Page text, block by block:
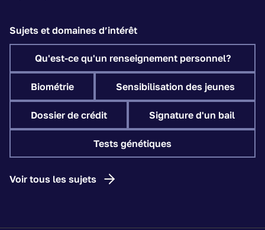
Sujets et domaines d’intérêt
Qu'est-ce qu'un renseignement personnel?
Biométrie Sensibilisation des jeunes
Dossier de crédit Signature d'un bail
Tests génétiques
Voir tous les sujets